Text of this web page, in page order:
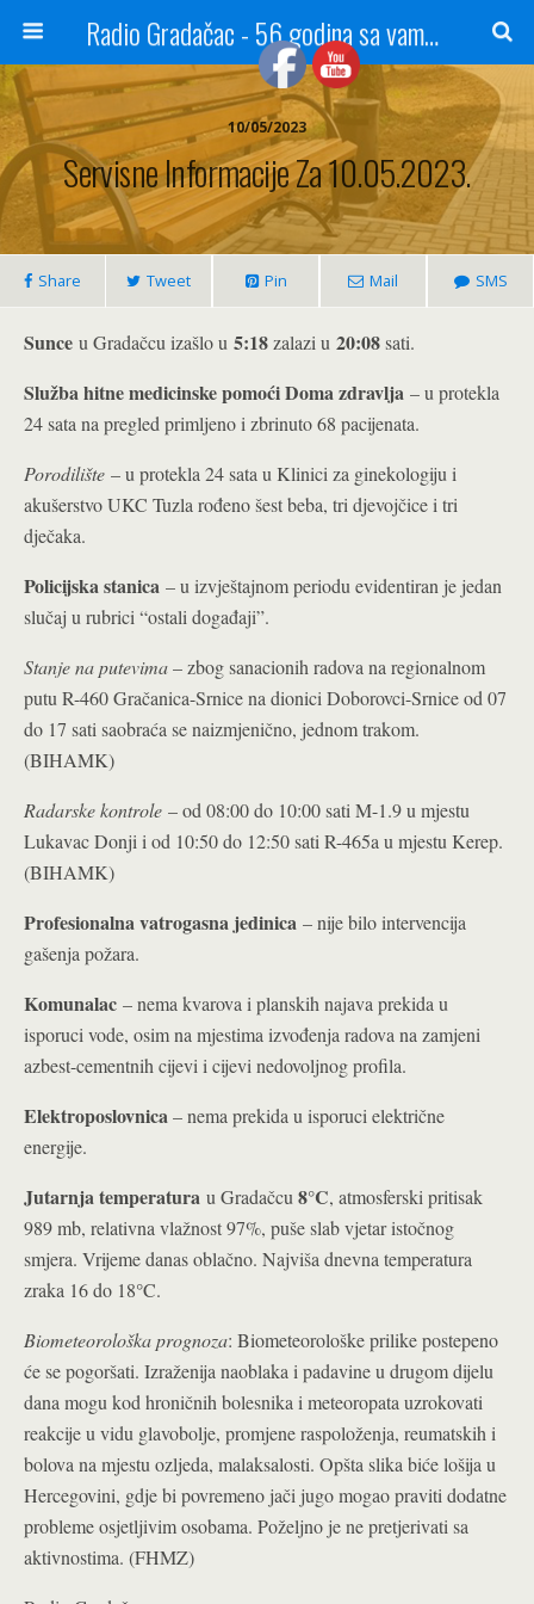
Radio Gradačac - 56 godina sa vama...
10/05/2023
Servisne Informacije Za 10.05.2023.
Share Tweet Pin Mail SMS
Sunce u Gradačcu izašlo u 5:18zalazi u 20:08sati.
Služba hitne medicinske pomoći Doma zdravlja – u protekla
24 sata na pregled primljeno i zbrinuto 68 pacijenata.
Porodilište – u protekla 24 sata u Klinici za ginekologiju i
akušerstvo UKC Tuzla rođeno šest beba, tri djevojčice i tri
dječaka.
Policijska stanica – u izvještajnom periodu evidentiran je jedan
slučaj u rubrici “ostali događaji”.
Stanje na putevima– zbog sanacionih radova na regionalnom
putu R-460 Gračanica-Srnice na dionici Doborovci-Srnice od 07
do 17 sati saobraća se naizmjenično, jednom trakom.
(BIHAMK)
Radarske kontrole – od 08:00 do 10:00 sati M-1.9 u mjestu
Lukavac Donji i od 10:50 do 12:50 sati R-465a u mjestu Kerep.
(BIHAMK)
Profesionalna vatrogasna jedinica – nije bilo intervencija
gašenja požara.
Komunalac – nema kvarova i planskih najava prekida u
isporuci vode, osim na mjestima izvođenja radova na zamjeni
azbest-cementnih cijevi i cijevi nedovoljnog profila.
Elektroposlovnica– nema prekida u isporuci električne
energije.
Jutarnja temperatura u Gradačcu 8°C, atmosferski pritisak
989 mb, relativna vlažnost 97%, puše slab vjetar istočnog
smjera. Vrijeme danas oblačno. Najviša dnevna temperatura
zraka 16 do 18°C.
Biometeorološka prognoza: Biometeorološke prilike postepeno
će se pogoršati. Izraženija naoblaka i padavine u drugom dijelu
dana mogu kod hroničnih bolesnika i meteoropata uzrokovati
reakcije u vidu glavobolje, promjene raspoloženja, reumatskih i
bolova na mjestu ozljeda, malaksalosti. Opšta slika biće lošija u
Hercegovini, gdje bi povremeno jači jugo mogao praviti dodatne
probleme osjetljivim osobama. Poželjno je ne pretjerivati sa
aktivnostima. (FHMZ)